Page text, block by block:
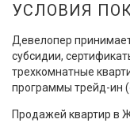
УСЛОВИЯ
Девелопер
субсидии,
трехкомнатные
программы трейд-ин
Продажей квартир в